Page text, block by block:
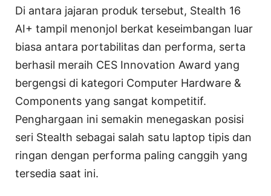
Di antara jajaran produk tersebut, Stealth 16
AI+ tampil menonjol berkat keseimbangan luar
biasa antara portabilitas dan performa, serta
berhasil meraih CES Innovation Award yang
bergengsi di kategori Computer Hardware &
Components yang sangat kompetitif.
Penghargaan ini semakin menegaskan posisi
seri Stealth sebagai salah satu laptop tipis dan
ringan dengan performa paling canggih yang
tersedia saat ini.